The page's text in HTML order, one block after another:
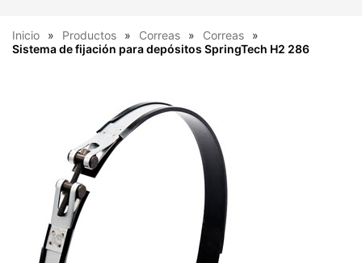
Inicio Productos Correas
Correas
Sistema de fijación para depósitos SpringTech H2 286